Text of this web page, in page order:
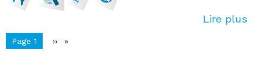
Lire plus
Pagination
You're on
Page 1
Page
››